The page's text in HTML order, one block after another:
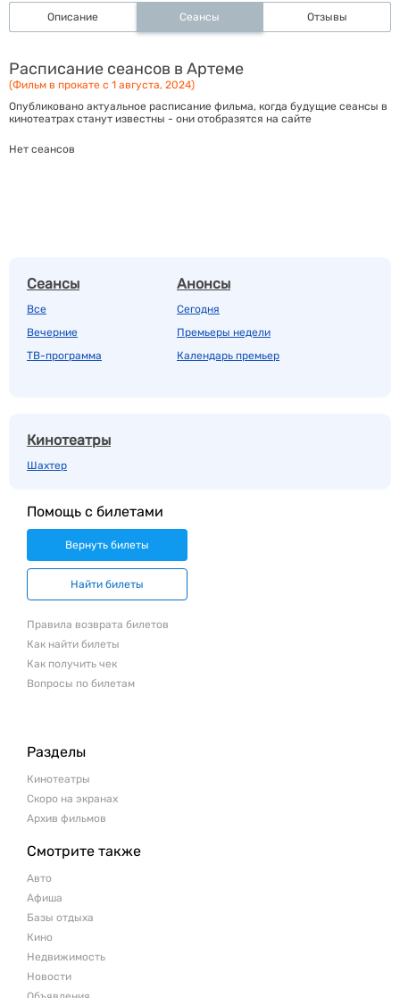
Описание Сеансы Отзывы
Расписание сеансов в Артеме
(Фильм в прокате с 1 августа, 2024)
Опубликовано актуальное расписание фильма, когда будущие сеансы в
кинотеатрах станут известны - они отобразятся на сайте
Нет сеансов
Сеансы
Все
Вечерние
ТВ-программа
Анонсы
Сегодня
Премьеры недели
Календарь премьер
Кинотеатры
Шахтер
Помощь с билетами
Вернуть билеты
Найти билеты
Правила возврата билетов
Как найти билеты
Как получить чек
Вопросы по билетам
Разделы
Кинотеатры
Скоро на экранах
Архив фильмов
Смотрите также
Авто
Афиша
Базы отдыха
Кино
Недвижимость
Новости